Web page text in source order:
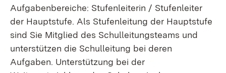
Aufgabenbereiche: Stufenleiterin / Stufenleiter
der Hauptstufe. Als Stufenleitung der Hauptstufe
sind Sie Mitglied des Schulleitungsteams und
unterstützen die Schulleitung bei deren
Aufgaben. Unterstützung bei der